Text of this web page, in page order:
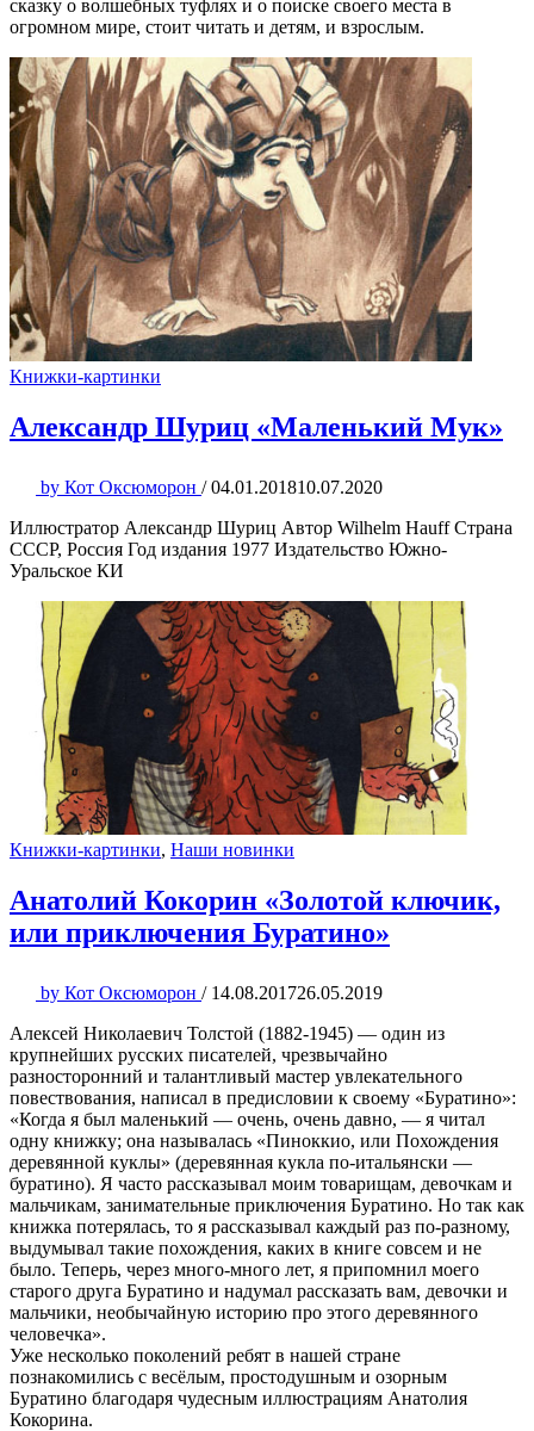
сказку о волшебных туфлях и о поиске своего места в
огромном мире, стоит читать и детям, и взрослым.
Книжки-картинки
Александр Шуриц «Маленький Мук»
by Кот Оксюморон / 04.01.201810.07.2020
Иллюстратор Александр Шуриц Автор Wilhelm Hauff Страна
СССР, Россия Год издания 1977 Издательство Южно-
Уральское КИ
Книжки-картинки, Наши новинки
Анатолий Кокорин «Золотой ключик,
или приключения Буратино»
by Кот Оксюморон / 14.08.201726.05.2019
Алексей Николаевич Толстой (1882-1945) — один из
крупнейших русских писателей, чрезвычайно
разносторонний и талантливый мастер увлекательного
повествования, написал в предисловии к своему «Буратино»:
«Когда я был маленький — очень, очень давно, — я читал
одну книжку; она называлась «Пиноккио, или Похождения
деревянной куклы» (деревянная кукла по-итальянски —
буратино). Я часто рассказывал моим товарищам, девочкам и
мальчикам, занимательные приключения Буратино. Но так как
книжка потерялась, то я рассказывал каждый раз по-разному,
выдумывал такие похождения, каких в книге совсем и не
было. Теперь, через много-много лет, я припомнил моего
старого друга Буратино и надумал рассказать вам, девочки и
мальчики, необычайную историю про этого деревянного
человечка».
Уже несколько поколений ребят в нашей стране
познакомились с весёлым, простодушным и озорным
Буратино благодаря чудесным иллюстрациям Анатолия
Кокорина.